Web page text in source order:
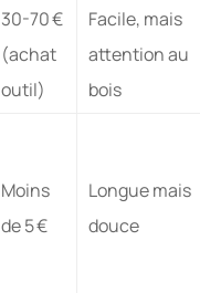
30-70 €
(achat
outil)
Facile, mais
attention au
bois
Moins
de 5 €
Longue mais
douce